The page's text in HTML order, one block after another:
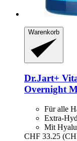
Warenkorb
Dr.Jart+
Overnight
Für alle
Extra-
Mit
CHF 33.25